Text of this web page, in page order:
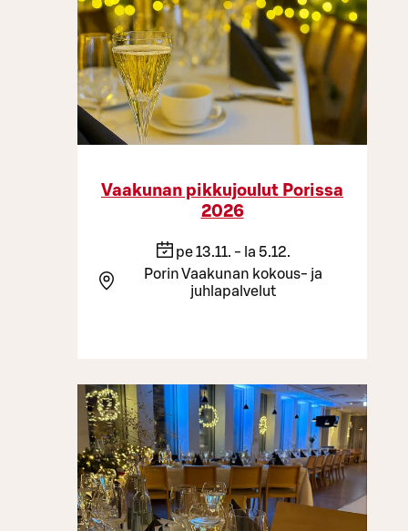
Vaakunan pikkujoulut Porissa
2026
pe 13.11. - la 5.12.
Porin Vaakunan kokous- ja
juhlapalvelut